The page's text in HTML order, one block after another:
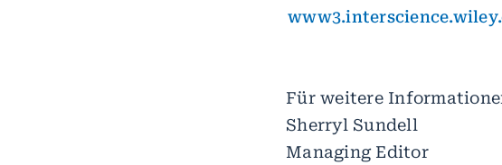
Für weitere
Sherryl Sundell
Managing Editor